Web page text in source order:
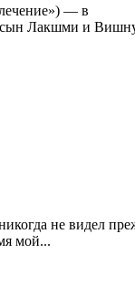
— в
сын Лакшми и
не видел
мой...